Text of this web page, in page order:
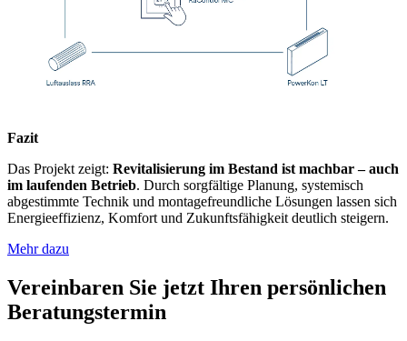
Fazit
Das Projekt zeigt: Revitalisierung im Bestand ist machbar – auch
im laufenden Betrieb. Durch sorgfältige Planung, systemisch
abgestimmte Technik und montagefreundliche Lösungen lassen sich
Energieeffizienz, Komfort und Zukunftsfähigkeit deutlich steigern.
Mehr dazu
Vereinbaren Sie jetzt Ihren persönlichen
Beratungstermin